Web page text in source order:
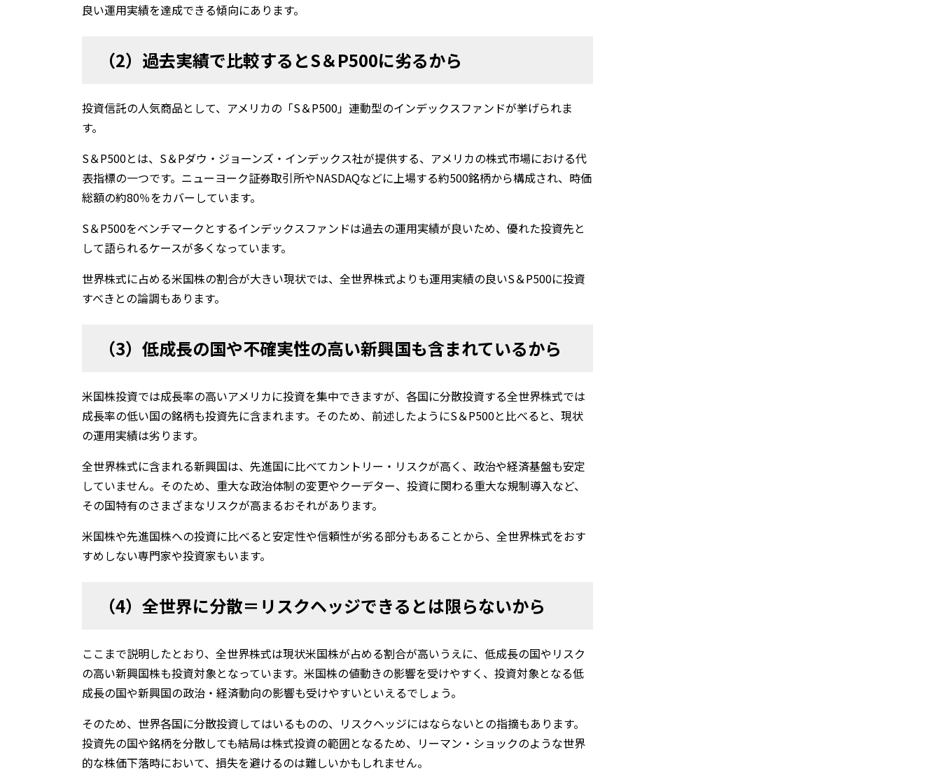
良い運用実績を達成できる傾向にあります。
（2）過去実績で比較するとS＆P500に劣るから
投資信託の人気商品として、アメリカの「S＆P500」連動型のインデックスファンドが挙げられま
す。
S＆P500とは、S＆Pダウ・ジョーンズ・インデックス社が提供する、アメリカの株式市場における代
表指標の一つです。ニューヨーク証券取引所やNASDAQなどに上場する約500銘柄から構成され、時価
総額の約80％をカバーしています。
S＆P500をベンチマークとするインデックスファンドは過去の運用実績が良いため、優れた投資先と
して語られるケースが多くなっています。
世界株式に占める米国株の割合が大きい現状では、全世界株式よりも運用実績の良いS＆P500に投資
すべきとの論調もあります。
（3）低成長の国や不確実性の高い新興国も含まれているから
米国株投資では成長率の高いアメリカに投資を集中できますが、各国に分散投資する全世界株式では
成長率の低い国の銘柄も投資先に含まれます。そのため、前述したようにS＆P500と比べると、現状
の運用実績は劣ります。
全世界株式に含まれる新興国は、先進国に比べてカントリー・リスクが高く、政治や経済基盤も安定
していません。そのため、重大な政治体制の変更やクーデター、投資に関わる重大な規制導入など、
その国特有のさまざまなリスクが高まるおそれがあります。
米国株や先進国株への投資に比べると安定性や信頼性が劣る部分もあることから、全世界株式をおす
すめしない専門家や投資家もいます。
（4）全世界に分散＝リスクヘッジできるとは限らないから
ここまで説明したとおり、全世界株式は現状米国株が占める割合が高いうえに、低成長の国やリスク
の高い新興国株も投資対象となっています。米国株の値動きの影響を受けやすく、投資対象となる低
成長の国や新興国の政治・経済動向の影響も受けやすいといえるでしょう。
そのため、世界各国に分散投資してはいるものの、リスクヘッジにはならないとの指摘もあります。
投資先の国や銘柄を分散しても結局は株式投資の範囲となるため、リーマン・ショックのような世界
的な株価下落時において、損失を避けるのは難しいかもしれません。